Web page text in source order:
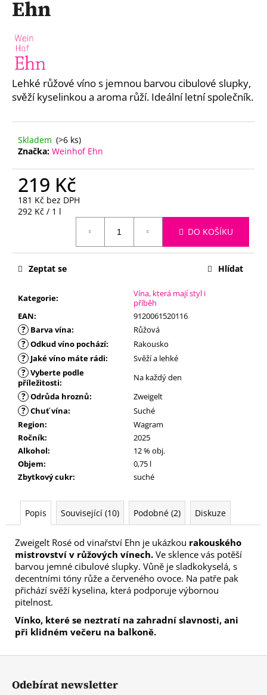
Ehn
Lehké růžové víno s jemnou barvou cibulové slupky,
svěží kyselinkou a aroma růží. Ideální letní společník.
Skladem (>6 ks)
Značka: Weinhof Ehn
219 Kč
181 Kč bez DPH
Měrná
292 Kč / 1 l
DO KOŠÍKU
Kategorie:
Vína, která mají styl i
příběh
EAN: 9120061520116
? Barva vína: Růžová
? Odkud víno pochází: Rakousko
? Jaké víno máte rádi: Svěží a lehké
? Vyberte podle
příležitosti: Na každý den
? Odrůda hroznů: Zweigelt
? Chuť vína:
Suché
Region:
Wagram
Ročník:
2025
Alkohol:
12 % obj.
Objem:
0,75 l
Zbytkový cukr: suché
Zeptat se Hlídat
Popis Související (10) Podobné (2) Diskuze
Zweigelt Rosé od vinařství Ehn je ukázkou rakouského
mistrovství v růžových vínech. Ve sklence vás potěší
barvou jemné cibulové slupky. Vůně je sladkokyselá, s
decentními tóny růže a červeného ovoce. Na patře pak
přichází svěží kyselina, která podporuje výbornou
pitelnost.
Vínko, které se neztratí na zahradní slavnosti, ani
při klidném večeru na balkoně.
a
j
í
t
?
HLEDAT
D
o
p
u
m
e
Z
Odebírat newsletter